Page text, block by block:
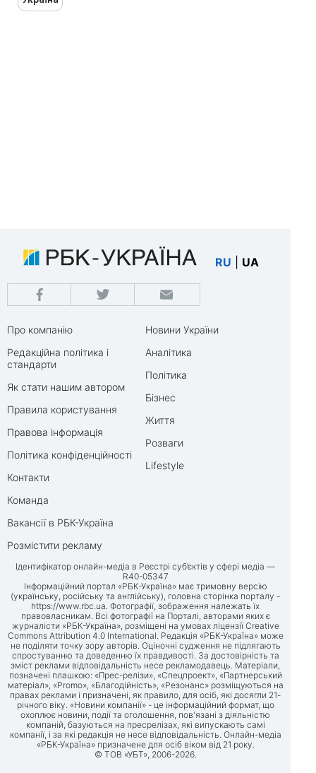
RU UA
Про компанію
Редакційна політика і
стандарти
Як стати нашим автором
Правила користування
Правова інформація
Політика конфіденційності
Контакти
Команда
Вакансії в РБК-Україна
Розмістити рекламу
Новини України
Аналітика
Політика
Бізнес
Життя
Розваги
Lifestyle
Ідентифікатор онлайн-медіа в Реєстрі суб’єктів у сфері медіа —
R40-05347
Інформаційний портал «РБК-Україна» має тримовну версію
(українську, російську та англійську), головна сторінка порталу -
https://www.rbc.ua. Фотографії, зображення належать їх
правовласникам. Всі фотографії на Порталі, авторами яких є
журналісти «РБК-Україна», розміщені на умовах ліцензії Creative
Commons Attribution 4.0 International. Редакція «РБК-Україна» може
не поділяти точку зору авторів. Оціночні судження не підлягають
спростуванню та доведенню їх правдивості. За достовірність та
зміст реклами відповідальність несе рекламодавець. Матеріали,
позначені плашкою: «Прес-релізи», «Спецпроект», «Партнерський
матеріал», «Promo», «Благодійність», «Резонанс» розміщуються на
правах реклами і призначені, як правило, для осіб, які досягли 21-
річного віку. «Новини компанії» - це інформаційний формат, що
охоплює новини, події та оголошення, пов'язані з діяльністю
компаній, базуються на пресрелізах, які випускають самі
компанії, і за які редакція не несе відповідальність. Онлайн-медіа
«РБК-Україна» призначене для осіб віком від 21 року.
© ТОВ «УБТ», 2006-2026.